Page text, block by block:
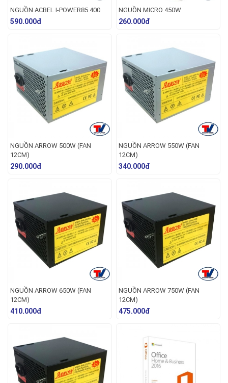
NGUỒN ACBEL I-POWER85 400
590.000đ
NGUỒN MICRO 450W
260.000đ
NGUỒN ARROW 500W (FAN
12CM)
290.000đ
NGUỒN ARROW 550W (FAN
12CM)
340.000đ
NGUỒN ARROW 650W (FAN
12CM)
410.000đ
NGUỒN ARROW 750W (FAN
12CM)
475.000đ